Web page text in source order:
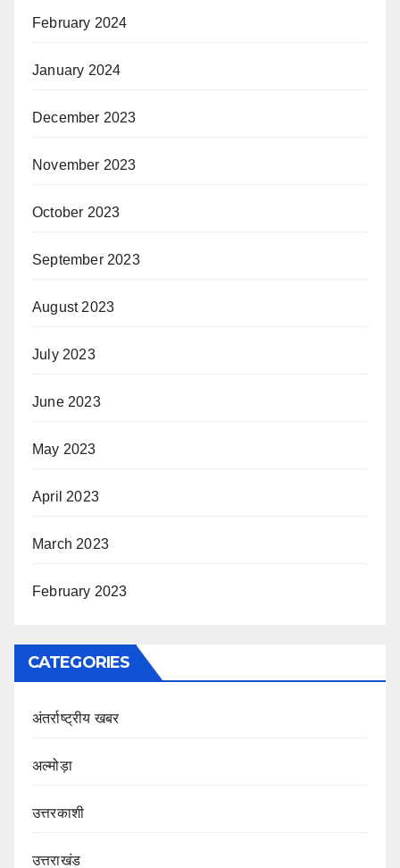
February 2024
January 2024
December 2023
November 2023
October 2023
September 2023
August 2023
July 2023
June 2023
May 2023
April 2023
March 2023
February 2023
CATEGORIES
अंतर्राष्ट्रीय खबर
अल्मोड़ा
उत्तरकाशी
उत्तराखंड